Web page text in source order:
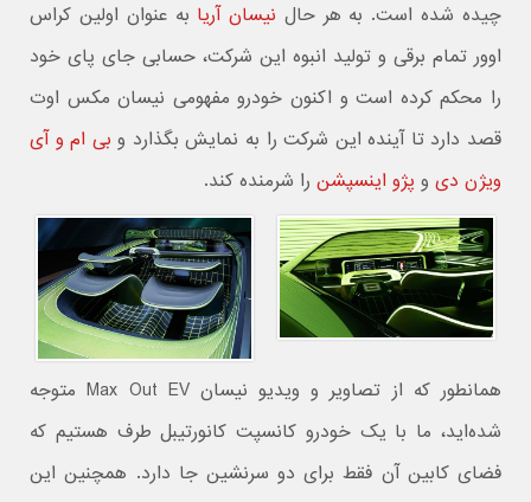
چیده شده است. به هر حال نیسان آریا به عنوان اولین کراس
اوور تمام برقی و تولید انبوه این شرکت، حسابی جای پای خود
را محکم کرده است و اکنون خودرو مفهومی نیسان مکس اوت
قصد دارد تا آینده این شرکت را به نمایش بگذارد و بی ام و آی
ویژن دی و پژو اینسپشن را شرمنده کند.
همانطور که از تصاویر و ویدیو نیسان Max Out EV متوجه
شده‌اید، ما با یک خودرو کانسپت کانورتیبل طرف هستیم که
فضای کابین آن فقط برای دو سرنشین جا دارد. همچنین این